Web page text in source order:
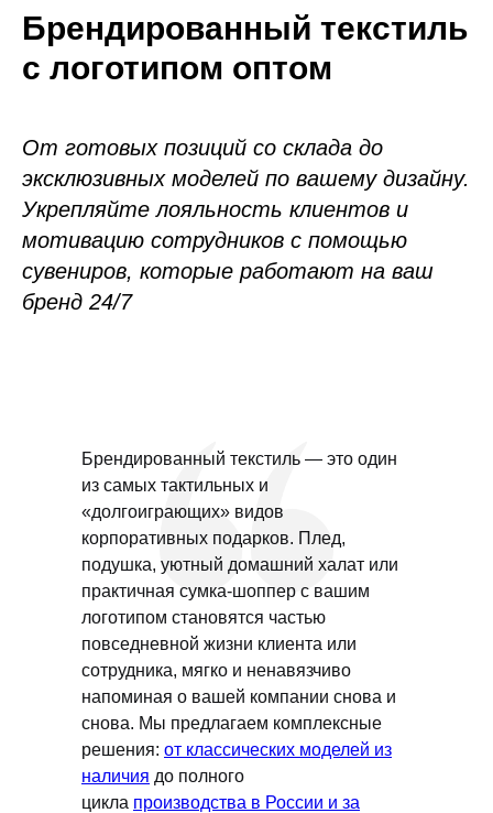
Брендированный текстиль
с логотипом оптом
От готовых позиций со склада до
эксклюзивных моделей по вашему дизайну.
Укрепляйте лояльность клиентов и
мотивацию сотрудников с помощью
сувениров, которые работают на ваш
бренд 24/7
Брендированный текстиль — это один
из самых тактильных и
«долгоиграющих» видов
корпоративных подарков. Плед,
подушка, уютный домашний халат или
практичная сумка-шоппер с вашим
логотипом становятся частью
повседневной жизни клиента или
сотрудника, мягко и ненавязчиво
напоминая о вашей компании снова и
снова. Мы предлагаем комплексные
решения: от классических моделей из
наличия до полного
цикла производства в России и за